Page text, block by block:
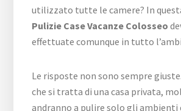
utilizzato tutte le camere? In
Pulizie Case Vacanze Colosseo
effettuate comunque in tutto
Le risposte non sono sempre
che si tratta di una casa privata,
andranno a pulire solo gli ambienti